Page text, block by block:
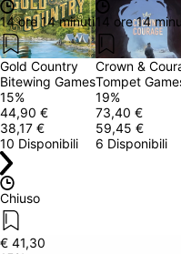
14 ore 14 minuti
Gold Country
Bitewing Games
15%
44,90 €
38,17 €
10 Disponibili
14 ore 14
Crown &
Tompet
19%
73,40 €
59,45 €
6 Disponibili
Chiuso
€ 41,30